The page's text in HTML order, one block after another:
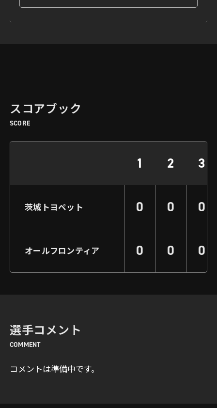
スコアブック
SCORE
1 2 3
茨城トヨペット 0 0 0
オールフロンティア 0 0 0
選手コメント
COMMENT
コメントは準備中です。